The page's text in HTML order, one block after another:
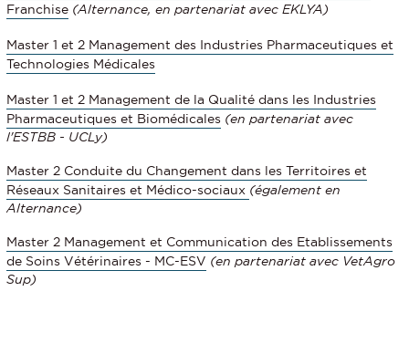
Franchise (Alternance, en partenariat avec EKLYA)
Master 1 et 2 Management des Industries Pharmaceutiques et
Technologies Médicales
Master 1 et 2 Management de la Qualité dans les Industries
Pharmaceutiques et Biomédicales (en partenariat avec
l'ESTBB - UCLy)
Master 2 Conduite du Changement dans les Territoires et
Réseaux Sanitaires et Médico-sociaux (également en
Alternance)
Master 2 Management et Communication des Etablissements
de Soins Vétérinaires - MC-ESV (en partenariat avec VetAgro
Sup)